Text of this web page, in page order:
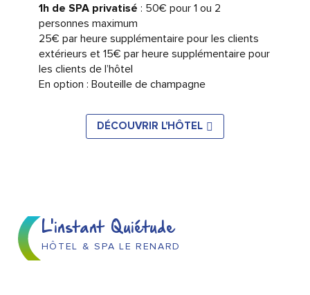
1h de SPA privatisé : 50€ pour 1 ou 2
personnes maximum
25€ par heure supplémentaire pour les clients
extérieurs et 15€ par heure supplémentaire pour
les clients de l’hôtel
En option : Bouteille de champagne
DÉCOUVRIR L'HÔTEL
L'instant Quiétude
HÔTEL & SPA LE RENARD